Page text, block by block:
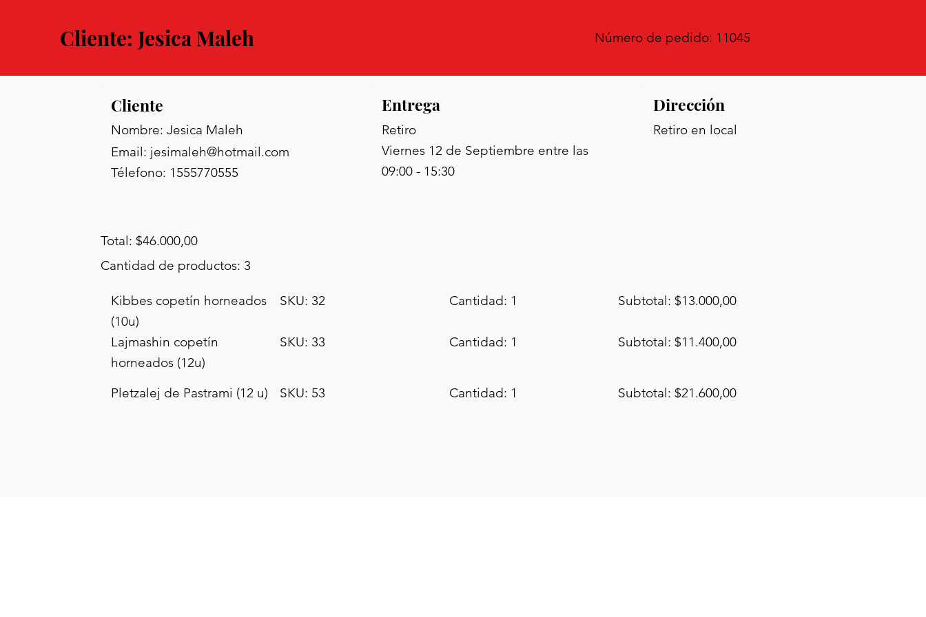
Cliente: Jesica Maleh Número de pedido: 11045
Cliente
Nombre: Jesica Maleh
Email: jesimaleh@hotmail.com
Télefono: 1555770555
Entrega
Retiro
Viernes 12 de Septiembre entre las
09:00 - 15:30
Dirección
Retiro en local
Total: $46.000,00
Cantidad de productos: 3
Kibbes copetín horneados
(10u)
SKU: 32 Cantidad: 1 Subtotal: $13.000,00
Lajmashin copetín
horneados (12u)
SKU: 33 Cantidad: 1 Subtotal: $11.400,00
Pletzalej de Pastrami (12 u) SKU: 53 Cantidad: 1 Subtotal: $21.600,00